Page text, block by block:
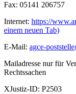
Fax: 05141 206757
Internet: https://
einem neuen Tab)
E-Mail: agce-
Mailadresse nur für
Rechtssachen
XJustiz-ID: P2503